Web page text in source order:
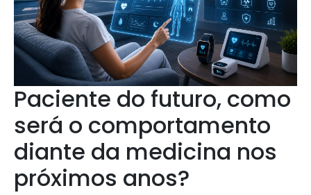
Paciente do futuro, como
será o comportamento
diante da medicina nos
próximos anos?